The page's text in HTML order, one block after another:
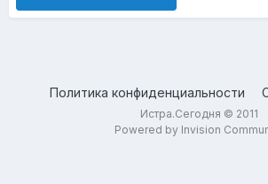
Политика конфиденциальности
Истра.Сегодня © 2011
Powered by Invision